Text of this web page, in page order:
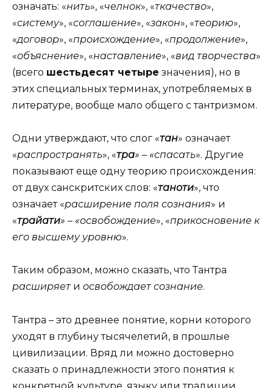
означать: «нить», «челнок», «ткачество»,
«систему», «соглашение», «закон», «теорию»,
«договор», «происхождение», «продолжение»,
«объяснение», «наставление», «вид творчества»
(всего шестьдесят четыре значения), но в
этих специальных терминах, употребляемых в
литературе, вообще мало общего с тантризмом.
Одни утверждают, что слог «тан» означает
«распространять», «тра» – «спасать». Другие
показывают еще одну теорию происхождения:
от двух санскритских слов: «таноти», что
означает «расширение поля сознания» и
«трайати» – «освобождение», «прикосновение к
его высшему уровню».
Таким образом, можно сказать, что Тантра
расширяети освобождает сознание.
Тантра – это древнее понятие, корни которого
уходят в глубину тысячелетий, в прошлые
цивилизации. Вряд ли можно достоверно
сказать о принадлежности этого понятия к
конкретной культуре, языку или традиции.